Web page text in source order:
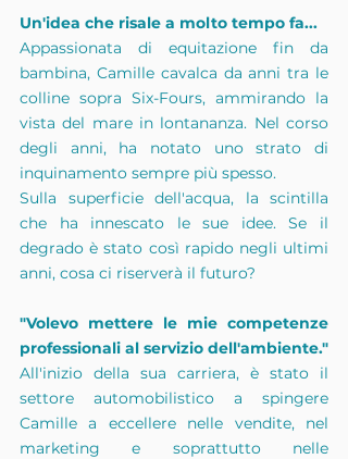
Un'idea che risale a molto tempo fa...
Appassionata di equitazione fin da
bambina, Camille cavalca da anni tra le
colline sopra Six-Fours, ammirando la
vista del mare in lontananza. Nel corso
degli anni, ha notato uno strato di
inquinamento sempre più spesso.
Sulla superficie dell'acqua, la scintilla
che ha innescato le sue idee. Se il
degrado è stato così rapido negli ultimi
anni, cosa ci riserverà il futuro?
"Volevo mettere le mie competenze
professionali al servizio dell'ambiente."
All'inizio della sua carriera, è stato il
settore automobilistico a spingere
Camille a eccellere nelle vendite, nel
marketing e soprattutto nelle